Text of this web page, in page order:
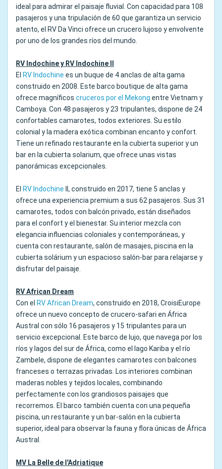
ideal para admirar el paisaje fluvial. Con capacidad para 108
pasajeros y una tripulación de 60 que garantiza un servicio
atento, el RV Da Vinci ofrece un crucero lujoso y envolvente
por uno de los grandes ríos del mundo.
RV Indochine y RV Indochine II
El RV Indochine es un buque de 4 anclas de alta gama
construido en 2008. Este barco boutique de alta gama
ofrece magníficos cruceros por el Mekong entre Vietnam y
Camboya. Con 48 pasajeros y 23 tripulantes, dispone de 24
confortables camarotes, todos exteriores. Su estilo
colonial y la madera exótica combinan encanto y confort.
Tiene un refinado restaurante en la cubierta superior y un
bar en la cubierta solarium, que ofrece unas vistas
panorámicas excepcionales.
El RV Indochine
II, construido en 2017, tiene 5 anclas y
ofrece una experiencia premium a sus 62 pasajeros. Sus 31
camarotes, todos con balcón privado, están diseñados
para el confort y el bienestar. Su interior mezcla con
elegancia influencias coloniales y contemporáneas, y
cuenta con restaurante, salón de masajes, piscina en la
cubierta solárium y un espacioso salón-bar para relajarse y
disfrutar del paisaje.
RV African Dream
Con el RV African Dream, construido en 2018, CroisiEurope
ofrece un nuevo concepto de crucero-safari en África
Austral con sólo 16 pasajeros y 15 tripulantes para un
servicio excepcional. Este barco de lujo, que navega por los
ríos y lagos del sur de África, como el lago Kariba y el río
Zambele, dispone de elegantes camarotes con balcones
franceses o terrazas privadas. Los interiores combinan
maderas nobles y tejidos locales, combinando
perfectamente con los grandiosos paisajes que
recorremos. El barco también cuenta con una pequeña
piscina, un restaurante y un bar-salón en la cubierta
superior, ideal para observar la fauna y flora únicas de África
Austral.
MV La Belle de l'Adriatique